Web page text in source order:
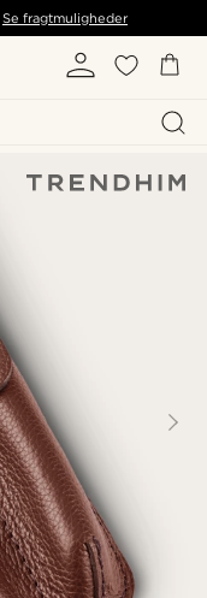
Se fragtmuligheder